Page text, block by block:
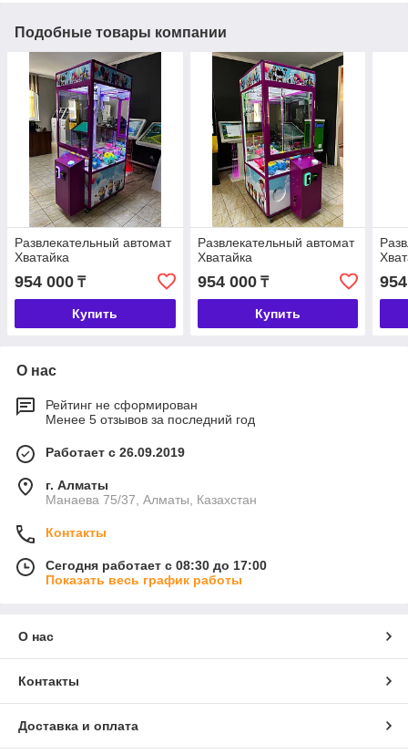
Подобные товары компании
Развлекательный автомат
Хватайка
954 000 ₸
Купить
Развлекательный автомат
Хватайка
954 000₸
Купить
О нас
Рейтинг не сформирован
Менее 5 отзывов за последний год
Работает с 26.09.2019
г. Алматы
Манаева 75/37, Алматы, Казахстан
Контакты
Сегодня работает с 08:30 до 17:00
Показать весь график работы
О нас
Контакты
Доставка и оплата